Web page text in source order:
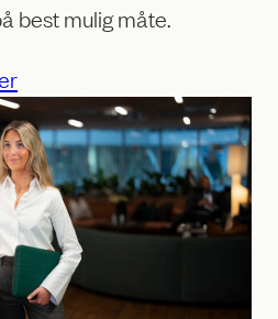
best mulig måte.